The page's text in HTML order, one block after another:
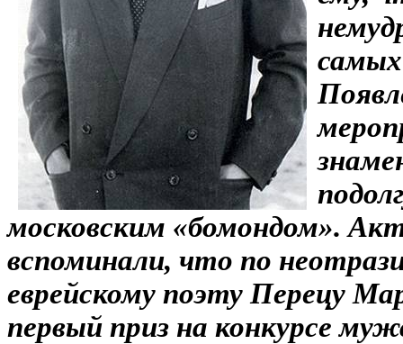
московским «бомондом».
вспоминали, что по
еврейскому поэту Перецу
первый приз на конкурсе